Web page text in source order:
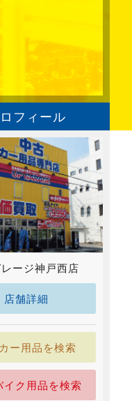
フィール
ージ神戸西店
店舗詳細
ー用品を検索
イク用品を検索